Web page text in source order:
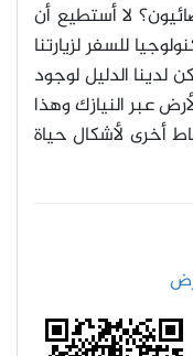
لا أستطيع أن
للسفر لزيارتنا
الدليل لوجود
عبر النيازك وهذا
أخرى لأشكال حياة